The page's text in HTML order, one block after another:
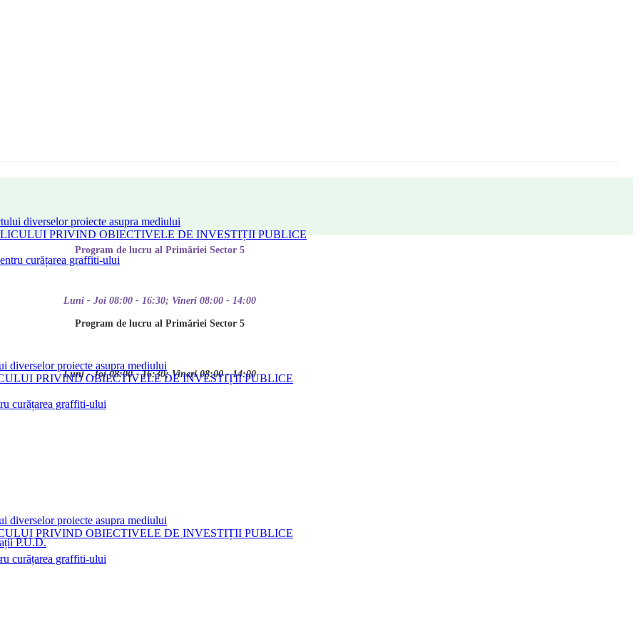
diverselor proiecte asupra mediului
PRIVIND OBIECTIVELE DE INVESTIȚII PUBLICE
curățarea graffiti-ului
P.U.D.
Program de lucru al Primăriei Sector 5
Luni - Joi 08:00 - 16:30; Vineri 08:00 - 14:00
Program de lucru al Primăriei Sector 5
Luni - Joi 08:00 - 16:30; Vineri 08:00 - 14:00
diverselor proiecte asupra mediului
PRIVIND OBIECTIVELE DE INVESTIȚII PUBLICE
curățarea graffiti-ului
diverselor proiecte asupra mediului
PRIVIND OBIECTIVELE DE INVESTIȚII PUBLICE
curățarea graffiti-ului